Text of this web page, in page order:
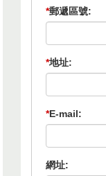
*郵遞區號:
*地址:
*E-mail:
網址: